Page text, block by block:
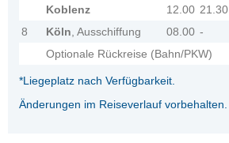
Koblenz
12.00 21.30
8
Köln, Ausschiffung 08.00 -
Optionale Rückreise (Bahn/PKW)
*Liegeplatz nach Verfügbarkeit.
Änderungen im Reiseverlauf vorbehalten.